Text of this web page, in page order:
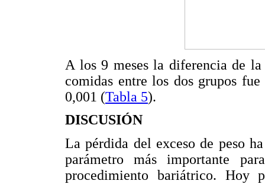
A los 9 meses la diferencia de
comidas entre los dos grupos
0,001 (Tabla 5).
DISCUSIÓN
La pérdida del exceso de peso
parámetro más importante
procedimiento bariátrico. Hoy